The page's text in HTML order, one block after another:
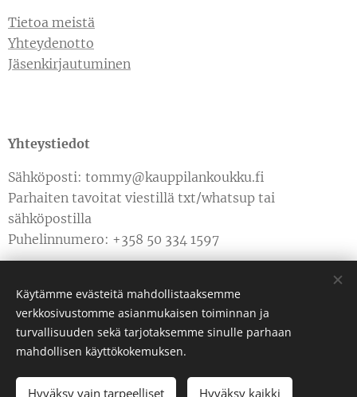
LOPPUUNMYYTY
Tietoa meistä
Yhteydenotto
Jäsenkirjautuminen
Yhteystiedot
Sähköposti: tommy@kauppilankoukku.fi
Parhaiten tavoitat viestillä txt/whatsup tai
sähköpostilla
Puhelinnumero: +358 50 334 1597
LuotuWebnodella Evästeet
Käytämme evästeitä mahdollistaaksemme
verkkosivustomme asianmukaisen toiminnan ja
turvallisuuden sekä tarjotaksemme sinulle parhaan
mahdollisen käyttökokemuksen.
Hyväksy vain tarpeelliset Hyväksy kaikki